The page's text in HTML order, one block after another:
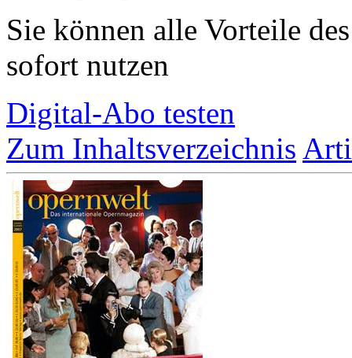
Sie können alle Vorteile
sofort nutzen
Digital-Abo testen
Zum Inhaltsverzeichnis